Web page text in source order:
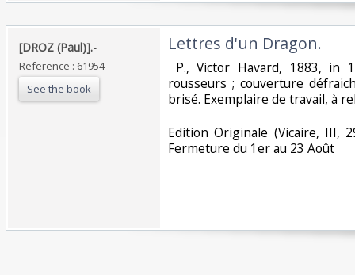
‎[DROZ (Paul)].-‎
Reference : 61954
See the book
‎Lettres d'un Dragon.‎
P., Victor Havard, 1883, in
rousseurs ; couverture
brisé. Exemplaire de travail, à
‎Edition Originale (Vicaire, III,
Fermeture du 1er au 23 Août‎